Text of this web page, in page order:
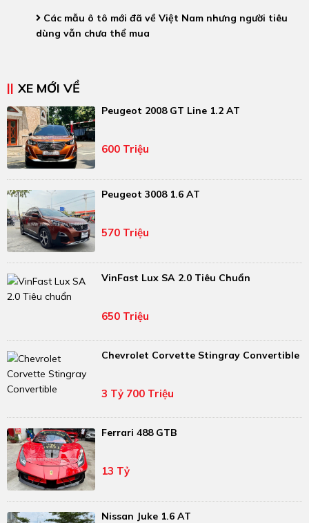
Các mẫu ô tô mới đã về Việt Nam nhưng người tiêu
dùng vẫn chưa thể mua
XE MỚI VỀ
Peugeot 2008 GT Line 1.2 AT
600 Triệu
Peugeot 3008 1.6 AT
570 Triệu
VinFast Lux SA 2.0 Tiêu Chuẩn
650 Triệu
Chevrolet Corvette Stingray Convertible
3 Tỷ 700 Triệu
Ferrari 488 GTB
13 Tỷ
Nissan Juke 1.6 AT